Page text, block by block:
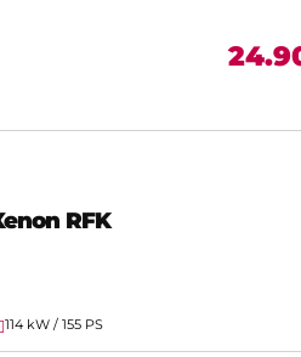
RFK
114 kW / 155 PS